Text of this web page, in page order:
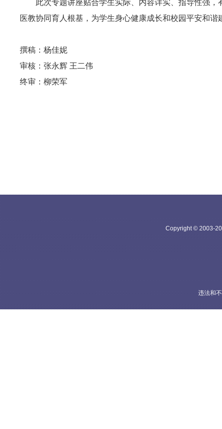
此次专题讲座贴合学生实际、内容详实、指导性强
医教协同育人根基，为学生身心健康成长和校园平安和谐
撰稿：杨佳妮
审核：张永辉 王二伟
终审：柳荣军
Copyright © 2003-
违法和